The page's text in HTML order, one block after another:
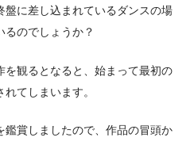
盤に差し込まれているダンスの場
るのでしょうか？
観るとなると、始まって最初の
てしまいます。
賞しましたので、作品の冒頭か